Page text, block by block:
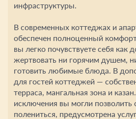
инфраструктуры.
В современных коттеджах и
обеспечен полноценный
вы легко почувствуете себя как
жертвовать ни горячим душем,
готовить любимые блюда. В
для гостей коттеджей —
терраса, мангальная зона и
исключения вы могли позволить
полениться, предусмотрена